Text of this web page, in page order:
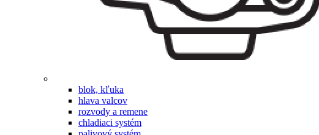
blok, kľuka
hlava valcov
rozvody a remene
chladiaci systém